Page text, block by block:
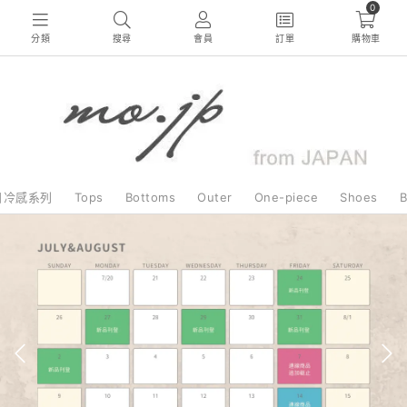
分類 搜尋 會員 訂單
0
購物車
冷感系列 Tops Bottoms Outer One-piece Shoes